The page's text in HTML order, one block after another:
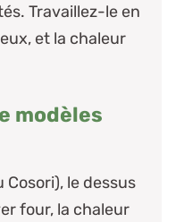
Travaillez-le en
et la chaleur
modèles
Cosori), le dessus
four, la chaleur